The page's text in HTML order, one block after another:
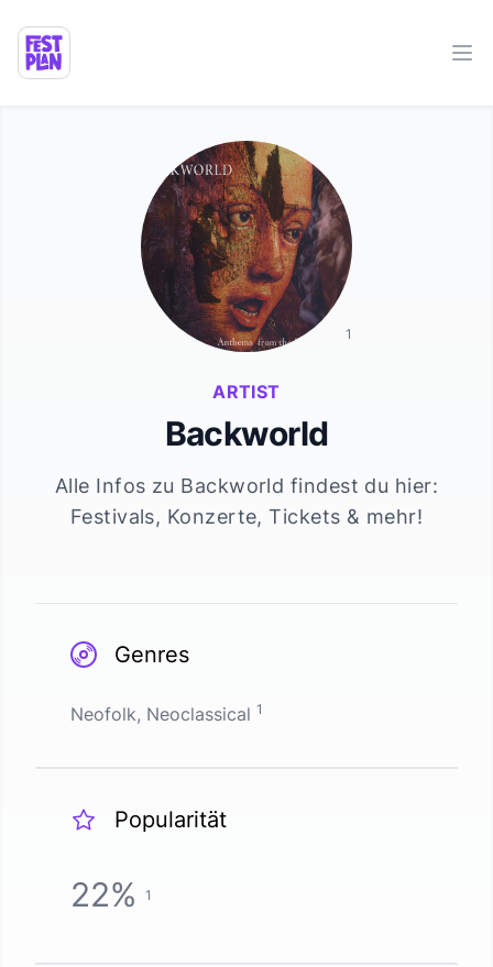
ARTIST
Backworld
Alle Infos zu Backworld findest du hier:
Festivals, Konzerte, Tickets & mehr!
1
Genres
Neofolk, Neoclassical 1
Popularität
22% 1